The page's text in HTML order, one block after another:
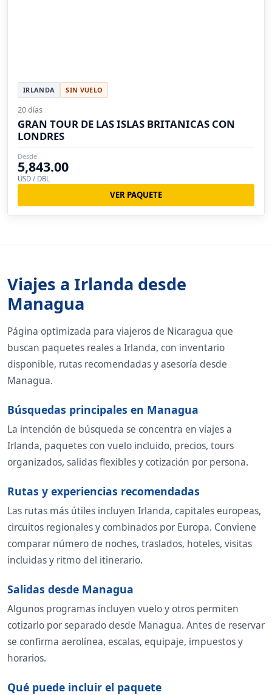
IRLANDA SIN VUELO
20 días
GRAN TOUR DE LAS ISLAS BRITANICAS CON
LONDRES
Desde
5,843.00
USD / DBL
VER PAQUETE
Viajes a Irlanda desde
Managua
Página optimizada para viajeros de Nicaragua que
buscan paquetes reales a Irlanda, con inventario
disponible, rutas recomendadas y asesoría desde
Managua.
Búsquedas principales en Managua
La intención de búsqueda se concentra en viajes a
Irlanda, paquetes con vuelo incluido, precios, tours
organizados, salidas flexibles y cotización por persona.
Rutas y experiencias recomendadas
Las rutas más útiles incluyen Irlanda, capitales europeas,
circuitos regionales y combinados por Europa. Conviene
comparar número de noches, traslados, hoteles, visitas
incluidas y ritmo del itinerario.
Salidas desde Managua
Algunos programas incluyen vuelo y otros permiten
cotizarlo por separado desde Managua. Antes de reservar
se confirma aerolínea, escalas, equipaje, impuestos y
horarios.
Qué puede incluir el paquete